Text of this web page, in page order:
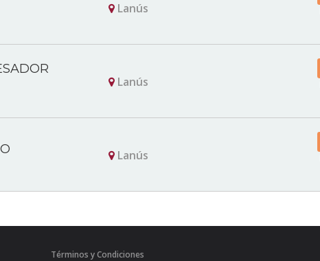
Lanús
Lanús
Lanús
Términos y Condiciones